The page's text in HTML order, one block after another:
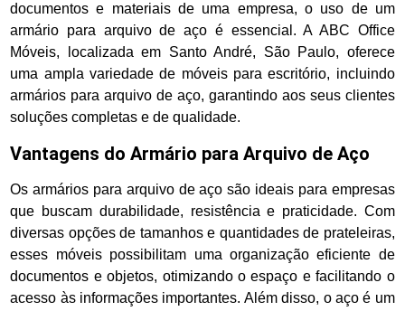
documentos e materiais de uma empresa, o uso de um
armário para arquivo de aço é essencial. A ABC Office
Móveis, localizada em Santo André, São Paulo, oferece
uma ampla variedade de móveis para escritório, incluindo
armários para arquivo de aço, garantindo aos seus clientes
soluções completas e de qualidade.
Vantagens do Armário para Arquivo de Aço
Os armários para arquivo de aço são ideais para empresas
que buscam durabilidade, resistência e praticidade. Com
diversas opções de tamanhos e quantidades de prateleiras,
esses móveis possibilitam uma organização eficiente de
documentos e objetos, otimizando o espaço e facilitando o
acesso às informações importantes. Além disso, o aço é um